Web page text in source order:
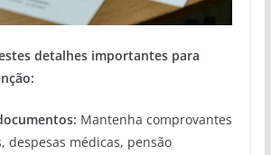
detalhes importantes para
Mantenha comprovantes
despesas médicas, pensão